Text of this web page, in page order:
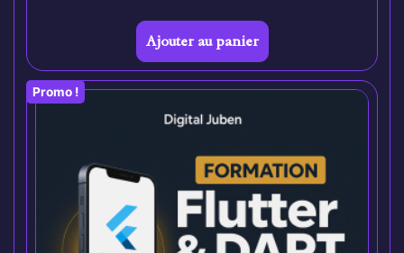
Ajouter au panier
Promo !